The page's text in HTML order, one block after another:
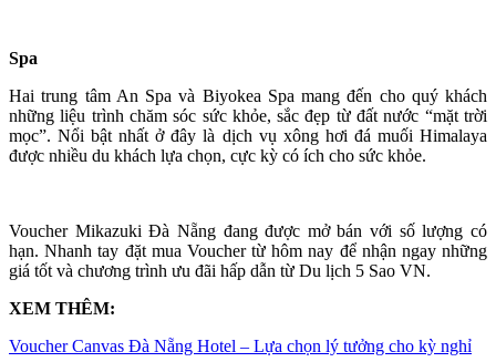
Spa
Hai trung tâm An Spa và Biyokea Spa mang đến cho quý khách
những liệu trình chăm sóc sức khỏe, sắc đẹp từ đất nước “mặt trời
mọc”. Nổi bật nhất ở đây là dịch vụ xông hơi đá muối Himalaya
được nhiều du khách lựa chọn, cực kỳ có ích cho sức khỏe.
Voucher Mikazuki Đà Nẵng đang được mở bán với số lượng có
hạn. Nhanh tay đặt mua Voucher từ hôm nay để nhận ngay những
giá tốt và chương trình ưu đãi hấp dẫn từ Du lịch 5 Sao VN.
XEM THÊM:
Voucher Canvas Đà Nẵng Hotel – Lựa chọn lý tưởng cho kỳ nghỉ